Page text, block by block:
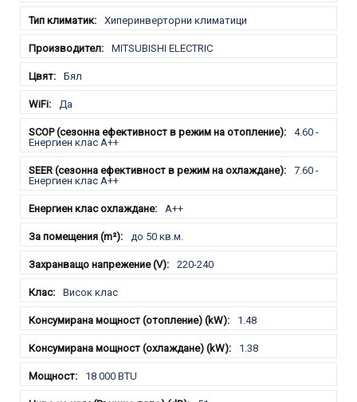
Хиперинверторни климатици
MITSUBISHI ELECTRIC
Бял
Да
4.60 -
Енергиен клас A++
7.60 -
Енергиен клас A++
A++
до 50 кв.м.
220-240
Висок клас
1.48
1.38
18 000 BTU